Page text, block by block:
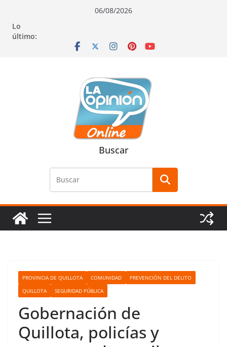
contenido
navegación
contenido
06/08/2026
Lo
último:
Buscar
PROVINCIA DE QUILLOTA COMUNIDAD
PREVENCIÓN DEL DELITO
QUILLOTA
SEGURIDAD PÚBLICA
Gobernación de
Quillota, policías y